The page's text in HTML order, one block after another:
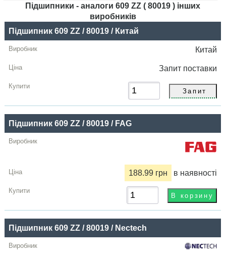
Підшипники - аналоги 609 ZZ ( 80019 ) інших
виробників
Назва
Виробник
Радіальний
грн
Купити
Підшипник 609 ZZ / 80019 / Китай
Китай
Запит поставки
Підшипник 609 ZZ / 80019 / FAG
188.99 грн в наявності
Підшипник 609 ZZ / 80019 / Nectech